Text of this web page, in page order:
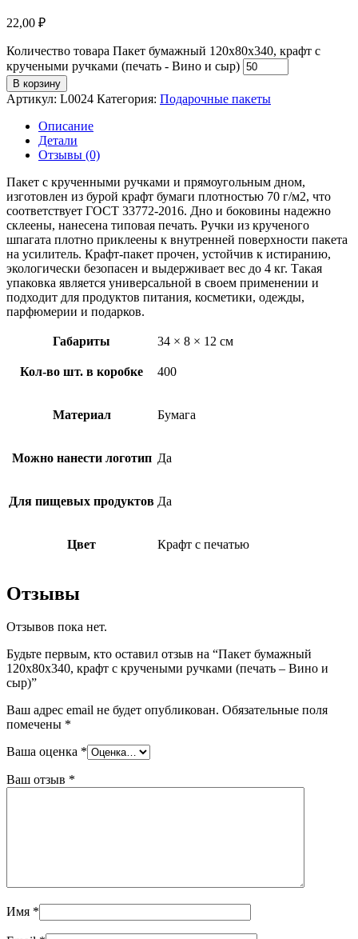
22,00 ₽
Количество товара Пакет бумажный 120х80х340, крафт с
кручеными ручками (печать - Вино и сыр)
В корзину
Артикул: L0024 Категория: Подарочные пакеты
Описание
Детали
Отзывы (0)
Пакет с крученными ручками и прямоугольным дном,
изготовлен из бурой крафт бумаги плотностью 70 г/м2, что
соответствует ГОСТ 33772-2016. Дно и боковины надежно
склеены, нанесена типовая печать. Ручки из крученого
шпагата плотно приклеены к внутренней поверхности пакета
на усилитель. Крафт-пакет прочен, устойчив к истиранию,
экологически безопасен и выдерживает вес до 4 кг. Такая
упаковка является универсальной в своем применении и
подходит для продуктов питания, косметики, одежды,
парфюмерии и подарков.
Габариты 34 × 8 × 12 см
Кол-во шт. в коробке 400
Материал Бумага
Можно нанести логотип Да
Для пищевых продуктов Да
Цвет Крафт с печатью
Отзывы
Отзывов пока нет.
Будьте первым, кто оставил отзыв на “Пакет бумажный
120х80х340, крафт с кручеными ручками (печать – Вино и
сыр)”
Ваш адрес email не будет опубликован. Обязательные поля
помечены *
Ваша оценка *
Ваш отзыв *
Имя *